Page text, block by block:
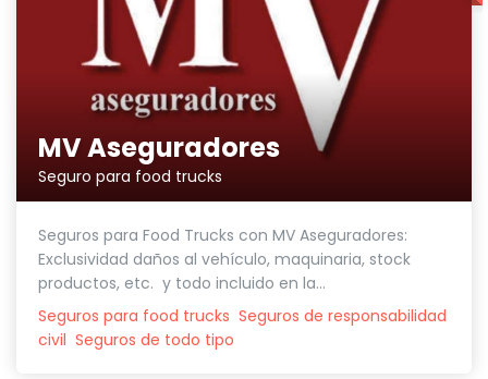
MV Aseguradores
Seguro para food trucks
Seguros para Food Trucks con MV Aseguradores:
Exclusividad daños al vehículo, maquinaria, stock
productos, etc. y todo incluido en la...
Seguros para food trucks Seguros de responsabilidad
civil Seguros de todo tipo